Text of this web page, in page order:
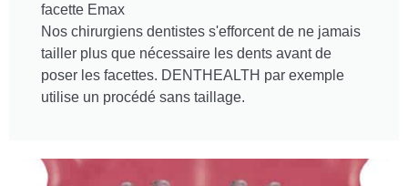
facette Emax
Nos chirurgiens dentistes s'efforcent de ne jamais
tailler plus que nécessaire les dents avant de
poser les facettes. DENTHEALTH par exemple
utilise un procédé sans taillage.